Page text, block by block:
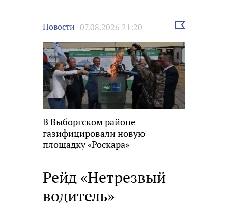
Новости 07.08.2026 21:20
Выбрать
В Выборгском районе
газифицировали новую
площадку «Роскара»
Рейд «Нетрезвый
водитель»